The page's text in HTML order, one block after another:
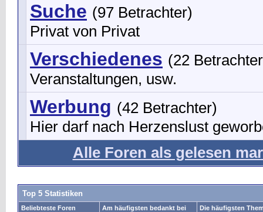
Suche (97 Betrachter)
Privat von Privat
Verschiedenes (22
Veranstaltungen, usw.
Werbung (42 Betrachter)
Hier darf nach Herzenslust
Alle Foren als gelesen
Top 5 Statistiken
Beliebteste Foren Am häufigsten bedankt bei
Die häufigsten